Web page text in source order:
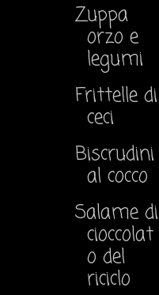
Zuppa
orzo e
legumi
Frittelle di
ceci
Biscrudini
al cocco
Salame di
cioccolat
o del
riciclo